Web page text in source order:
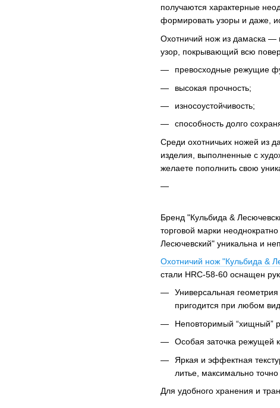
получаются характерные
формировать узоры и даже,
Охотничий нож из дамаска —
узор, покрывающий всю
превосходные режущие
высокая прочность;
износоустойчивость;
способность долго
Среди охотничьих ножей из
изделия, выполненные с
желаете пополнить свою
Бренд "Кульбида &
торговой марки
Лесючевский" уникальна и
Охотничий нож "Кульбида &
стали HRC-58-60 оснащен
Универсальная
пригодится при любом
Неповторимый “хищный”
Особая заточка режущей
Яркая и эффектная
литье, максимально
Для удобного хранения и